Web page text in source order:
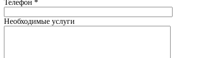
Телефон *
Необходимые услуги